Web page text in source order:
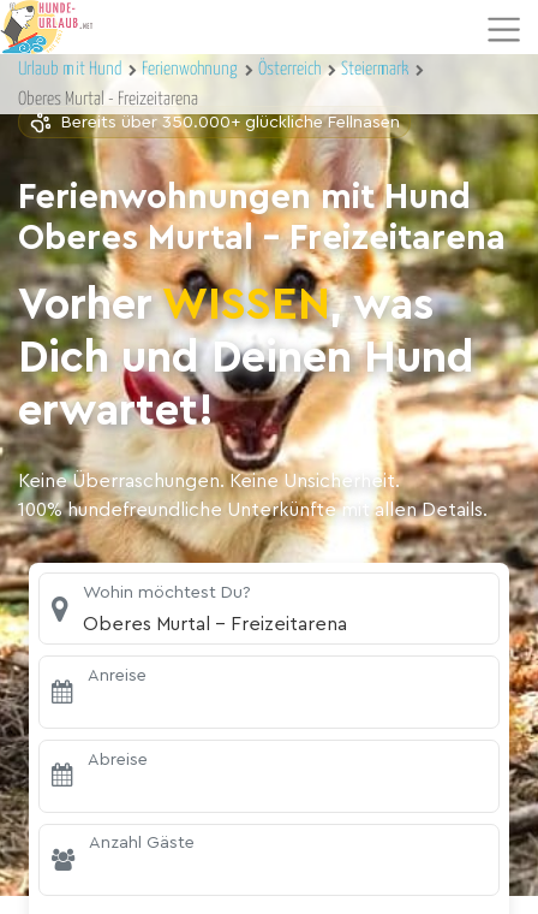
Urlaub mit Hund Ferienwohnung Österreich
Steiermark
Oberes Murtal - Freizeitarena
Bereits über 350.000+ glückliche Fellnasen
Ferienwohnungen mit Hund
Oberes Murtal - Freizeitarena
VorherWISSEN, was
Dich und Deinen Hund
erwartet!
Keine Überraschungen. Keine Unsicherheit.
100% hundefreundliche Unterkünfte mit allen Details.
Wohin möchtest Du?
Oberes Murtal - Freizeitarena
Anreise
Abreise
Anzahl Gäste